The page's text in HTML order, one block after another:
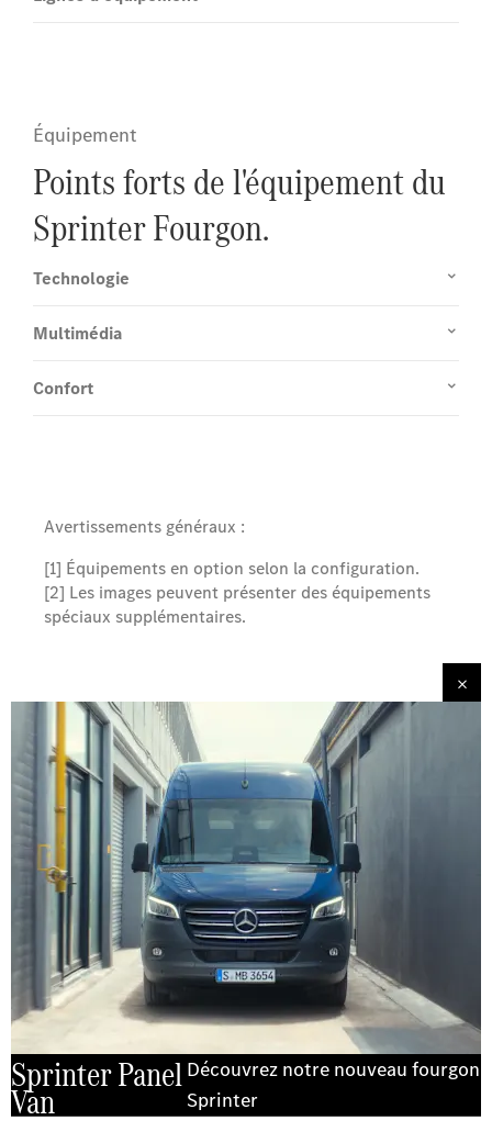
Équipement
Points forts de l'équipement du
Sprinter Fourgon.
Technologie
Multimédia
Confort
Avertissements généraux :
[1] Équipements en option selon la configuration.
[2] Les images peuvent présenter des équipements
spéciaux supplémentaires.
Sprinter Panel
Van
Découvrez notre nouveau fourgon
Sprinter